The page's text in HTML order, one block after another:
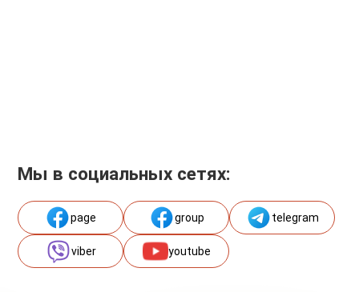
Мы в социальных сетях:
page group telegram
viber youtube